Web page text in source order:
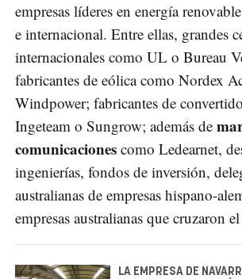
empresas líderes en energía
e internacional. Entre ellas, grandes
internacionales como UL o Bureau
fabricantes de eólica como Nordex
Windpower; fabricantes de
Ingeteam o Sungrow; además de
comunicaciones como Ledearnet,
ingenierías, fondos de inversión,
australianas de empresas hispano-
empresas australianas que cruzaron
LA EMPRESA DE